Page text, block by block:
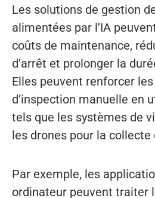
Les solutions de gestion
alimentées par l’IA
coûts de maintenance,
d’arrêt et prolonger la
Elles peuvent renforcer
d’inspection manuelle en
tels que les systèmes de
les drones pour la collecte
Par exemple, les
ordinateur peuvent traiter